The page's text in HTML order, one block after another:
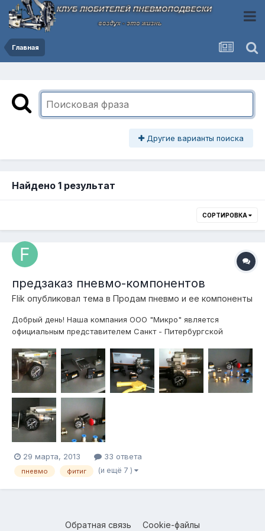
Главная
Другие варианты поиска
Найдено 1 результат
СОРТИРОВКА
предзаказ пневмо-компонентов
Flik опубликовал тема в Продам пневмо и ее компоненты
Добрый день! Наша компания ООО "Микро" является
официальным представителем Санкт - Питербургской
пневмооборудование является взаимозаменяемым с
изделиями фирм "FESTO", "SMC", "Pnevmolux", "Camozzi",
"Parker", "TECO Pneumatic" и др. Список оборудован...
29 марта, 2013 33 ответа
пневмо фитиг (и ещё 7 )
Обратная связь Cookie-файлы